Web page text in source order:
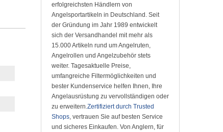
erfolgreichsten Händlern von
Angelsportartikeln in Deutschland. Seit
der Gründung im Jahr 1989 entwickelt
sich der Versandhandel mit mehr als
15.000 Artikeln rund um Angelruten,
Angelrollen und Angelzubehör stets
weiter. Tagesaktuelle Preise,
umfangreiche Filtermöglichkeiten und
bester Kundenservice helfen Ihnen, Ihre
Angelausrüstung zu vervollständigen oder
zu erweitern.Zertifiziert durch Trusted
Shops, vertrauen Sie auf besten Service
und sicheres Einkaufen. Von Anglern, für